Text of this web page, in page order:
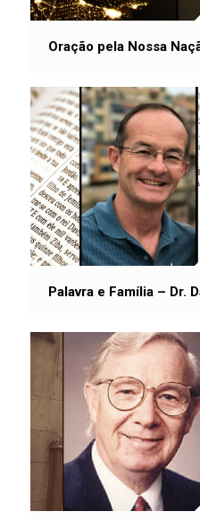
Oração pela Nossa
Palavra e Família – Dr.